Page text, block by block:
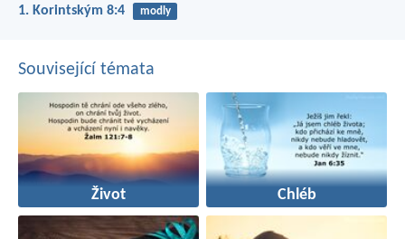
1. Korintským 8:4 modly
Související témata
Život Chléb